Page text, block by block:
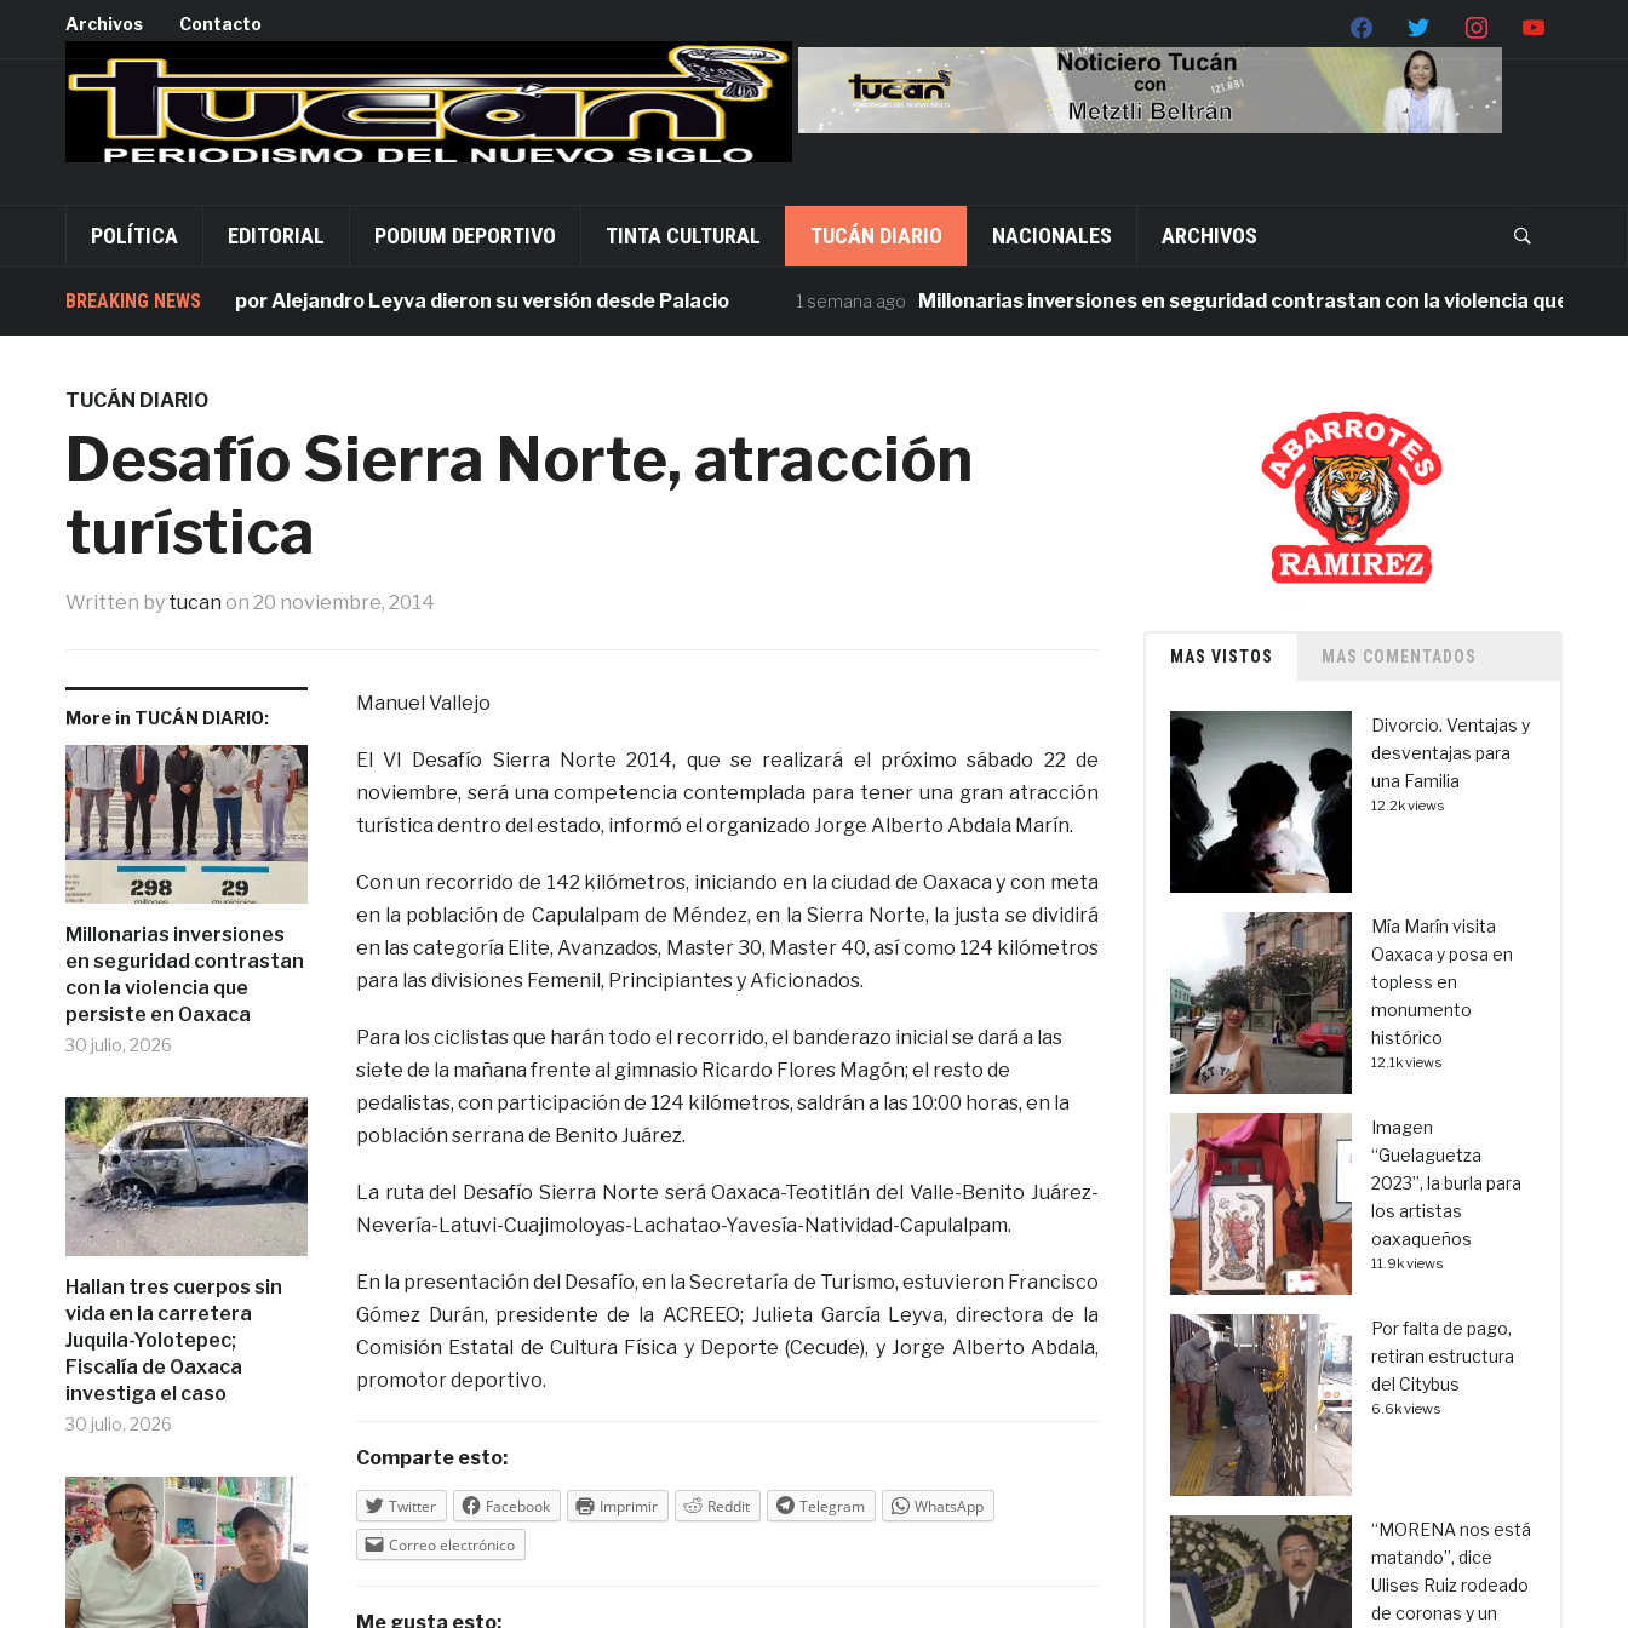
Archivos Contacto
POLÍTICA EDITORIAL PODIUM DEPORTIVO TINTA CULTURAL TUCÁN DIARIO NACIONALES ARCHIVOS
BREAKING NEWS
Acusados por Alejandro Leyva dieron su versión desde Palacio 1 semana ago Millonarias inversiones en seguridad contrastan con la violencia que persiste
TUCÁN DIARIO
Desafío Sierra Norte, atracción
turística
Written by tucan on 20 noviembre, 2014
More in TUCÁN DIARIO:
Millonarias inversiones
en seguridad contrastan
con la violencia que
persiste en Oaxaca
30 julio, 2026
Hallan tres cuerpos sin
vida en la carretera
Juquila-Yolotepec;
Fiscalía de Oaxaca
investiga el caso
30 julio, 2026
Manuel Vallejo
El VI Desafío Sierra Norte 2014, que se realizará el próximo sábado 22 de
noviembre, será una competencia contemplada para tener una gran atracción
turística dentro del estado, informó el organizado Jorge Alberto Abdala Marín.
Con un recorrido de 142 kilómetros, iniciando en la ciudad de Oaxaca y con meta
en la población de Capulalpam de Méndez, en la Sierra Norte, la justa se dividirá
en las categoría Elite, Avanzados, Master 30, Master 40, así como 124 kilómetros
para las divisiones Femenil, Principiantes y Aficionados.
Para los ciclistas que harán todo el recorrido, el banderazo inicial se dará a las
siete de la mañana frente al gimnasio Ricardo Flores Magón; el resto de
pedalistas, con participación de 124 kilómetros, saldrán a las 10:00 horas, en la
población serrana de Benito Juárez.
La ruta del Desafío Sierra Norte será Oaxaca-Teotitlán del Valle-Benito Juárez-
Nevería-Latuvi-Cuajimoloyas-Lachatao-Yavesía-Natividad-Capulalpam.
En la presentación del Desafío, en la Secretaría de Turismo, estuvieron Francisco
Gómez Durán, presidente de la ACREEO; Julieta García Leyva, directora de la
Comisión Estatal de Cultura Física y Deporte (Cecude), y Jorge Alberto Abdala,
promotor deportivo.
Comparte esto:
Twitter Facebook Imprimir Reddit Telegram
WhatsApp
Correo electrónico
Me gusta esto:
MAS VISTOS MAS COMENTADOS
Divorcio. Ventajas y
desventajas para
una Familia
12.2k views
Mía Marín visita
Oaxaca y posa en
topless en
monumento
histórico
12.1k views
Imagen
“Guelaguetza
2023”, la burla para
los artistas
oaxaqueños
11.9k views
Por falta de pago,
retiran estructura
del Citybus
6.6k views
“MORENA nos está
matando”, dice
Ulises Ruiz rodeado
de coronas y un